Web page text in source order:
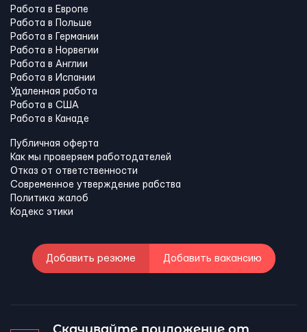
Работа в Европе
Работа в Польше
Работа в Германии
Работа в Норвегии
Работа в Англии
Работа в Испании
Удаленная работа
Работа в США
Работа в Канадe
Публичная оферта
Как мы проверяем работодателей
Отказ от ответственности
Современное утверждение рабства
Политика жалоб
Кодекс этики
Добавить резюме Добавить вакансию